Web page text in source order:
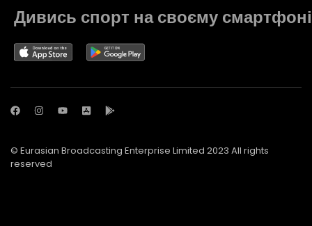
Дивись спорт на своєму смартфоні
© Eurasian Broadcasting Enterprise Limited 2023 All rights
reserved